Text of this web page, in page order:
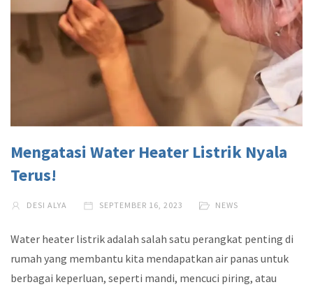
Mengatasi Water Heater Listrik Nyala
Terus!
DESI ALYA SEPTEMBER 16, 2023 NEWS
Water heater listrik adalah salah satu perangkat penting di
rumah yang membantu kita mendapatkan air panas untuk
berbagai keperluan, seperti mandi, mencuci piring, atau